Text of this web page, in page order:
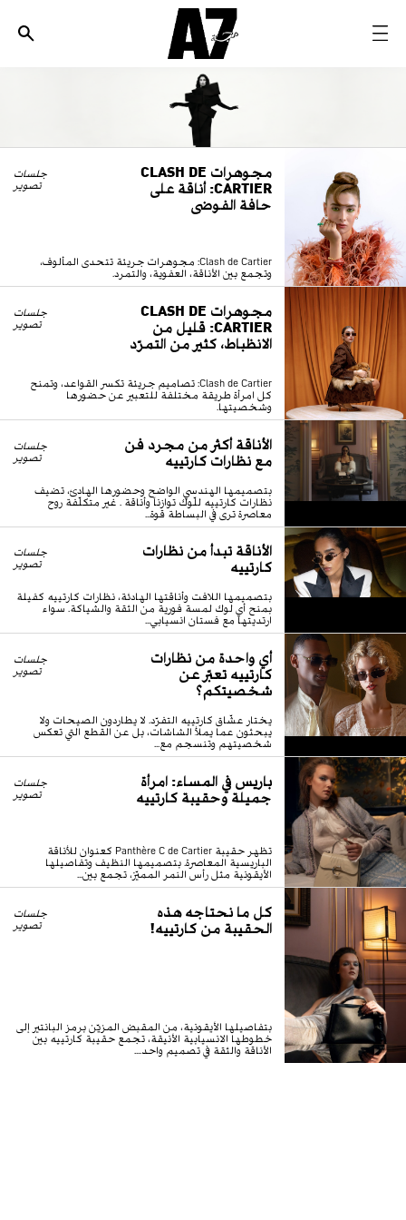
ديسكوفري
مجوهرات وساعات
مستقبل
EDITORIALS
WHO/HOW
مجوهرات CLASH DE
CARTIER: أناقة على
حافة الفوضى
جلسات
تصوير
Clash de Cartier: مجوهرات جريئة تتحدى المألوف،
وتجمع بين الأناقة، العفوية، والتمرد.
مجوهرات CLASH DE
CARTIER: قليل من
الانظباط، كثير من التمرّد
جلسات
تصوير
Clash de Cartier: تصاميم جريئة تكسر القواعد، وتمنح
كل امرأة طريقة مختلفة للتعبير عن حضورها
وشخصيتها.
الأناقة أكثر من مجرد فن
مع نظارات كارتييه
جلسات
تصوير
بتصميمها الهندسي الواضح وحضورها الهادئ، تضيف
نظارات كارتييه للّوك توازناً وأناقة . غير متكلّفة روح
معاصرة ترى في البساطة قوة...
الأناقة تبدأ من نظارات
كارتييه
جلسات
تصوير
بتصميمها اللافت وأناقتها الهادئة، نظارات كارتييه كفيلة
بمنح أي لوك لمسة فورية من الثقة والشياكة. سواء
ارتديتها مع فستان انسيابي...
أي واحدة من نظارات
كارتييه تعبّر عن
شخصيتكم؟
جلسات
تصوير
يختار عشّاق كارتييه التفرّد. لا يطاردون الصيحات ولا
يبحثون عما يملأ الشاشات، بل عن القطع التي تعكس
شخصيتهم وتنسجم مع...
باريس في المساء: امرأة
جميلة وحقيبة كارتييه
جلسات
تصوير
تظهر حقيبة Panthère C de Cartier كعنوان للأناقة
الباريسية المعاصرة. بتصميمها النظيف وتفاصيلها
الأيقونية مثل رأس النمر المميّز، تجمع بين...
كل ما نحتاجه هذه
الحقيبة من كارتييه!
جلسات
تصوير
بتفاصيلها الأيقونية، من المقبض المزيّن برمز البانتير إلى
خطوطها الانسيابية الأنيقة، تجمع حقيبة كارتييه بين
الأناقة والثقة في تصميم واحد....